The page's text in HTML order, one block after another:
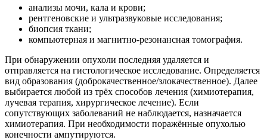
анализы мочи, кала и крови;
рентгеновские и ультразвуковые исследования;
биопсия ткани;
компьютерная и магнитно-резонансная томография.
При обнаружении опухоли последняя удаляется и
отправляется на гистологическое исследование. Определяется
вид образования (доброкачественное/злокачественное). Далее
выбирается любой из трёх способов лечения (химиотерапия,
лучевая терапия, хирургическое лечение). Если
сопутствующих заболеваний не наблюдается, назначается
химиотерапия. При необходимости поражённые опухолью
конечности ампутируются.